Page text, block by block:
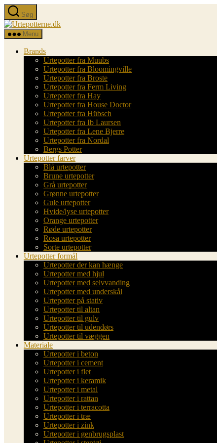
Spring
til
indholdet
Søg
Urtepotterne.dk
Menu
Brands
Urtepotter fra Muubs
Urtepotter fra Bloomingville
Urtepotter fra Broste
Urtepotter fra Ferm Living
Urtepotter fra Hay
Urtepotter fra House Doctor
Urtepotter fra Hübsch
Urtepotter fra Ib Laursen
Urtepotter fra Lene Bjerre
Urtepotter fra Nordal
Bergs Potter
Urtepotter farver
Blå urtepotter
Brune urtepotter
Grå urtepotter
Grønne urtepotter
Gule urtepotter
Hvide/lyse urtepotter
Orange urtepotter
Røde urtepotter
Rosa urtepotter
Sorte urtepotter
Urtepotter formål
Urtepotter der kan hænge
Urtepotter med hjul
Urtepotter med selvvanding
Urtepotter med underskål
Urtepotter på stativ
Urtepotter til altan
Urtepotter til gulv
Urtepotter til udendørs
Urtepotter til væggen
Materiale
Urtepotter i beton
Urtepotter i cement
Urtepotter i flet
Urtepotter i keramik
Urtepotter i metal
Urtepotter i rattan
Urtepotter i terracotta
Urtepotter i træ
Urtepotter i zink
Urtepotter i genbrugsplast